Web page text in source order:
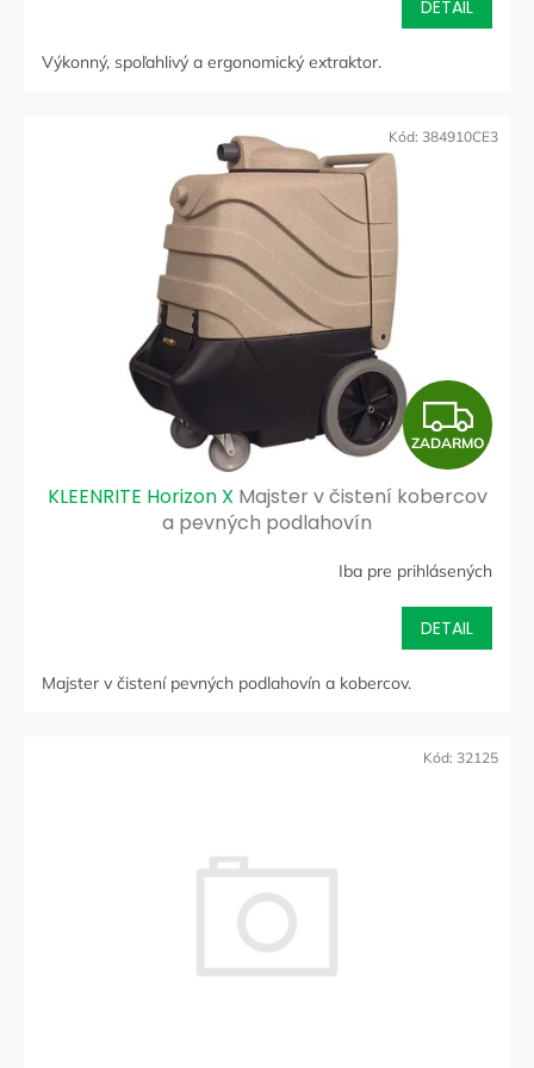
M
DETAIL
Výkonný, spoľahlivý a ergonomický extraktor.
Z
A
D
A
R
M
ZADARMO
KLEENRITE Horizon X Majster v čistení kobercov
a pevných podlahovín
Iba pre prihlásených
DETAIL
Majster v čistení pevných podlahovín a kobercov.
Kód: 384910CE3
Kód: 32125